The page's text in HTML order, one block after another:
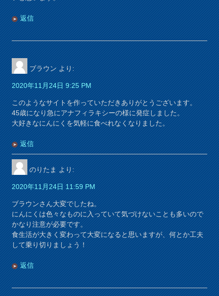
返信
ブラウン より:
2020年11月24日 9:25 PM
このようなサイトを作っていただきありがとうございます。
45歳になり急にアナフィラキシーの様に発症しました。
大好きなにんにくを気軽に食べれなくなりました。
返信
のりたま より:
2020年11月24日 11:59 PM
ブラウンさん大変でしたね。
にんにくは色々なものに入っていて気づけないことも多いので
かなり注意が必要です。
食生活が大きく変わって大変になると思いますが、何とか工夫
して乗り切りましょう！
返信